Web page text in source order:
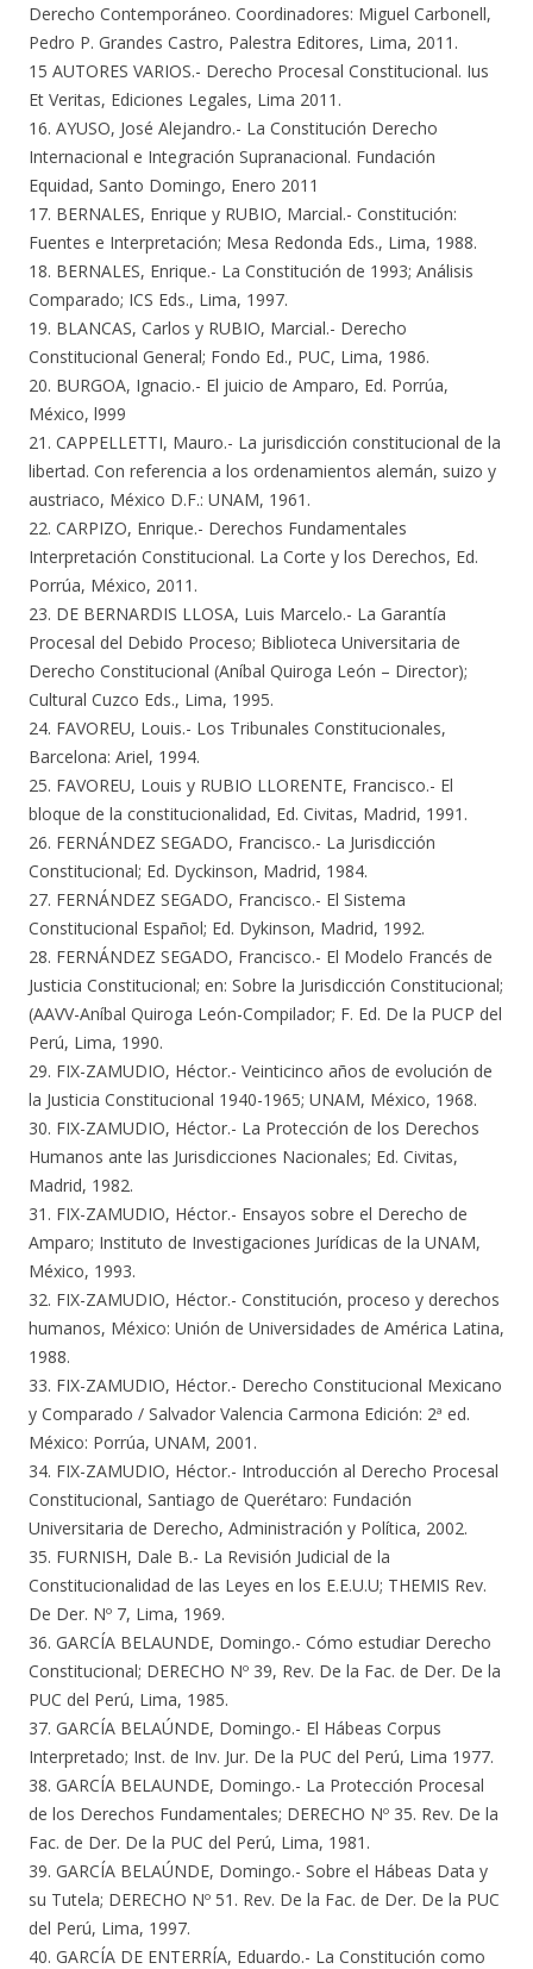
Derecho Contemporáneo. Coordinadores: Miguel Carbonell,
Pedro P. Grandes Castro, Palestra Editores, Lima, 2011.
15 AUTORES VARIOS.- Derecho Procesal Constitucional. Ius
Et Veritas, Ediciones Legales, Lima 2011.
16. AYUSO, José Alejandro.- La Constitución Derecho
Internacional e Integración Supranacional. Fundación
Equidad, Santo Domingo, Enero 2011
17. BERNALES, Enrique y RUBIO, Marcial.- Constitución:
Fuentes e Interpretación; Mesa Redonda Eds., Lima, 1988.
18. BERNALES, Enrique.- La Constitución de 1993; Análisis
Comparado; ICS Eds., Lima, 1997.
19. BLANCAS, Carlos y RUBIO, Marcial.- Derecho
Constitucional General; Fondo Ed., PUC, Lima, 1986.
20. BURGOA, Ignacio.- El juicio de Amparo, Ed. Porrúa,
México, l999
21. CAPPELLETTI, Mauro.- La jurisdicción constitucional de la
libertad. Con referencia a los ordenamientos alemán, suizo y
austriaco, México D.F.: UNAM, 1961.
22. CARPIZO, Enrique.- Derechos Fundamentales
Interpretación Constitucional. La Corte y los Derechos, Ed.
Porrúa, México, 2011.
23. DE BERNARDIS LLOSA, Luis Marcelo.- La Garantía
Procesal del Debido Proceso; Biblioteca Universitaria de
Derecho Constitucional (Aníbal Quiroga León – Director);
Cultural Cuzco Eds., Lima, 1995.
24. FAVOREU, Louis.- Los Tribunales Constitucionales,
Barcelona: Ariel, 1994.
25. FAVOREU, Louis y RUBIO LLORENTE, Francisco.- El
bloque de la constitucionalidad, Ed. Civitas, Madrid, 1991.
26. FERNÁNDEZ SEGADO, Francisco.- La Jurisdicción
Constitucional; Ed. Dyckinson, Madrid, 1984.
27. FERNÁNDEZ SEGADO, Francisco.- El Sistema
Constitucional Español; Ed. Dykinson, Madrid, 1992.
28. FERNÁNDEZ SEGADO, Francisco.- El Modelo Francés de
Justicia Constitucional; en: Sobre la Jurisdicción Constitucional;
(AAVV-Aníbal Quiroga León-Compilador; F. Ed. De la PUCP del
Perú, Lima, 1990.
29. FIX-ZAMUDIO, Héctor.- Veinticinco años de evolución de
la Justicia Constitucional 1940-1965; UNAM, México, 1968.
30. FIX-ZAMUDIO, Héctor.- La Protección de los Derechos
Humanos ante las Jurisdicciones Nacionales; Ed. Civitas,
Madrid, 1982.
31. FIX-ZAMUDIO, Héctor.- Ensayos sobre el Derecho de
Amparo; Instituto de Investigaciones Jurídicas de la UNAM,
México, 1993.
32. FIX-ZAMUDIO, Héctor.- Constitución, proceso y derechos
humanos, México: Unión de Universidades de América Latina,
1988.
33. FIX-ZAMUDIO, Héctor.- Derecho Constitucional Mexicano
y Comparado / Salvador Valencia Carmona Edición: 2ª ed.
México: Porrúa, UNAM, 2001.
34. FIX-ZAMUDIO, Héctor.- Introducción al Derecho Procesal
Constitucional, Santiago de Querétaro: Fundación
Universitaria de Derecho, Administración y Política, 2002.
35. FURNISH, Dale B.- La Revisión Judicial de la
Constitucionalidad de las Leyes en los E.E.U.U; THEMIS Rev.
De Der. Nº 7, Lima, 1969.
36. GARCÍA BELAUNDE, Domingo.- Cómo estudiar Derecho
Constitucional; DERECHO Nº 39, Rev. De la Fac. de Der. De la
PUC del Perú, Lima, 1985.
37. GARCÍA BELAÚNDE, Domingo.- El Hábeas Corpus
Interpretado; Inst. de Inv. Jur. De la PUC del Perú, Lima 1977.
38. GARCÍA BELAUNDE, Domingo.- La Protección Procesal
de los Derechos Fundamentales; DERECHO Nº 35. Rev. De la
Fac. de Der. De la PUC del Perú, Lima, 1981.
39. GARCÍA BELAÚNDE, Domingo.- Sobre el Hábeas Data y
su Tutela; DERECHO Nº 51. Rev. De la Fac. de Der. De la PUC
del Perú, Lima, 1997.
40. GARCÍA DE ENTERRÍA, Eduardo.- La Constitución como